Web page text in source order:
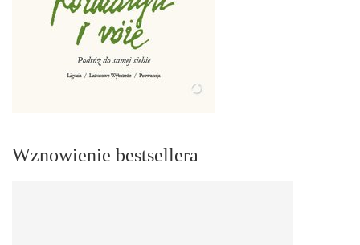
Wznowienie bestsellera